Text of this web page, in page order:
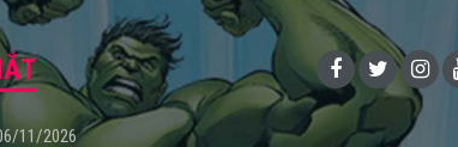
11/2026